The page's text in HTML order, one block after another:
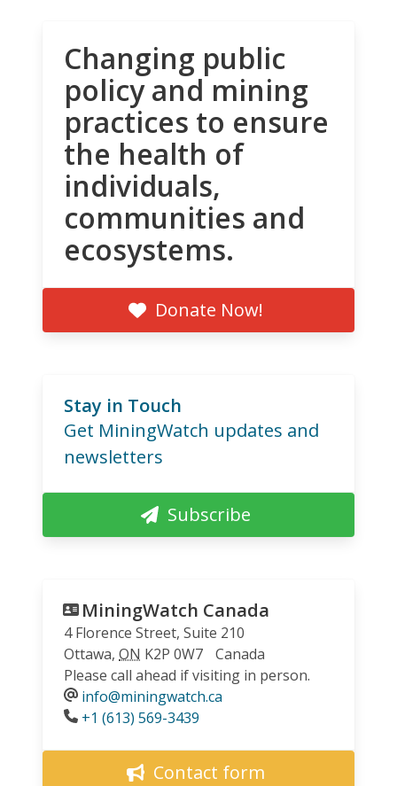
Changing public
policy and mining
practices to ensure
the health of
individuals,
communities and
ecosystems.
Donate Now!
Stay in Touch
Get MiningWatch updates and
newsletters
Subscribe
MiningWatch Canada
4 Florence Street, Suite 210
Ottawa, ON K2P 0W7
Canada
Please call ahead if visiting in person.
info@miningwatch.ca
Phone
+1 (613) 569-3439
Contact form